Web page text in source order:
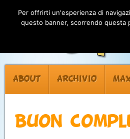
ABOUT ARCHIVIO
Buon
Per offrirti un'esperienza di
questo banner, scorrendo questa